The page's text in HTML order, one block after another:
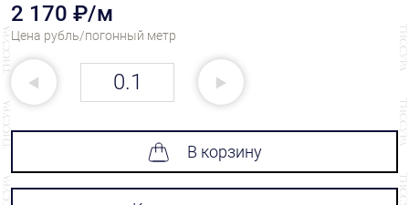
2 170 ₽/м
Цена рубль/погонный метр
В корзину